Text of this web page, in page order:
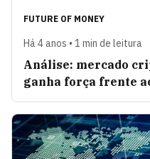
FUTURE OF MONEY
Há 4 anos • 1 min de leitura
Análise: mercado
ganha força frente